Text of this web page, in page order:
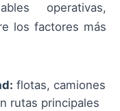
operativas,
los factores más
flotas, camiones
rutas principales